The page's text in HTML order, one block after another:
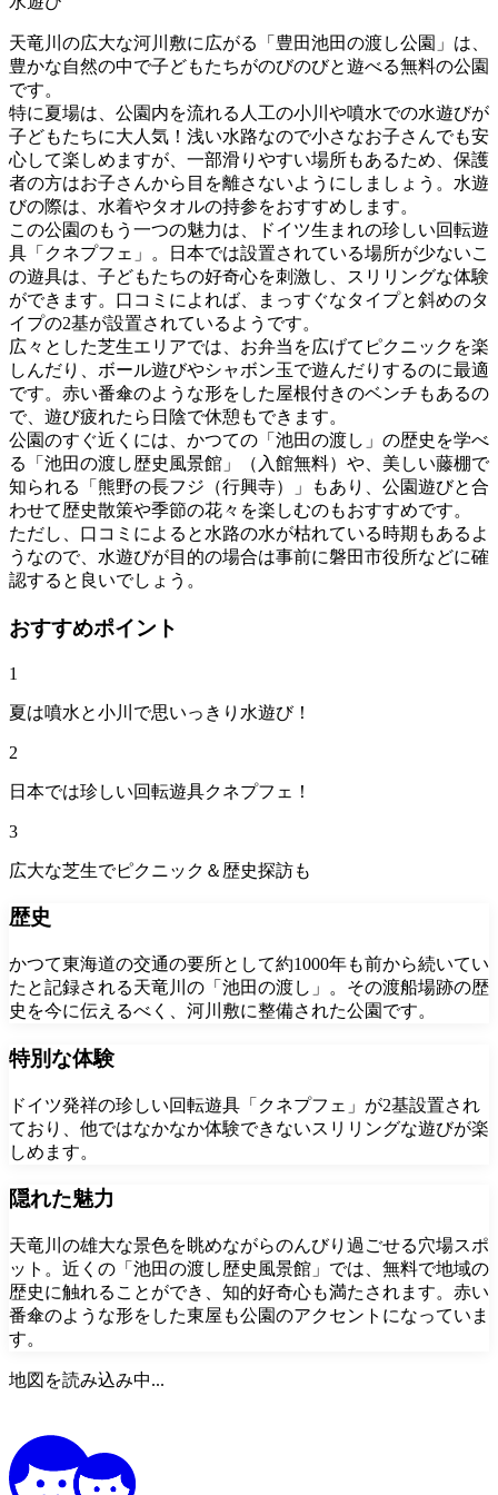
天竜川の広大な河川敷に広がる「豊田池田の渡し公園」は、
豊かな自然の中で子どもたちがのびのびと遊べる無料の公園
です。
特に夏場は、公園内を流れる人工の小川や噴水での水遊びが
子どもたちに大人気！浅い水路なので小さなお子さんでも安
心して楽しめますが、一部滑りやすい場所もあるため、保護
者の方はお子さんから目を離さないようにしましょう。水遊
びの際は、水着やタオルの持参をおすすめします。
この公園のもう一つの魅力は、ドイツ生まれの珍しい回転遊
具「クネプフェ」。日本では設置されている場所が少ないこ
の遊具は、子どもたちの好奇心を刺激し、スリリングな体験
ができます。口コミによれば、まっすぐなタイプと斜めのタ
イプの2基が設置されているようです。
広々とした芝生エリアでは、お弁当を広げてピクニックを楽
しんだり、ボール遊びやシャボン玉で遊んだりするのに最適
です。赤い番傘のような形をした屋根付きのベンチもあるの
で、遊び疲れたら日陰で休憩もできます。
公園のすぐ近くには、かつての「池田の渡し」の歴史を学べ
る「池田の渡し歴史風景館」（入館無料）や、美しい藤棚で
知られる「熊野の長フジ（行興寺）」もあり、公園遊びと合
わせて歴史散策や季節の花々を楽しむのもおすすめです。
ただし、口コミによると水路の水が枯れている時期もあるよ
うなので、水遊びが目的の場合は事前に磐田市役所などに確
認すると良いでしょう。
おすすめポイント
1
夏は噴水と小川で思いっきり水遊び！
2
日本では珍しい回転遊具クネプフェ！
3
広大な芝生でピクニック＆歴史探訪も
歴史
かつて東海道の交通の要所として約1000年も前から続いてい
たと記録される天竜川の「池田の渡し」。その渡船場跡の歴
史を今に伝えるべく、河川敷に整備された公園です。
特別な体験
ドイツ発祥の珍しい回転遊具「クネプフェ」が2基設置され
ており、他ではなかなか体験できないスリリングな遊びが楽
しめます。
隠れた魅力
天竜川の雄大な景色を眺めながらのんびり過ごせる穴場スポ
ット。近くの「池田の渡し歴史風景館」では、無料で地域の
歴史に触れることができ、知的好奇心も満たされます。赤い
番傘のような形をした東屋も公園のアクセントになっていま
す。
地図を読み込み中...